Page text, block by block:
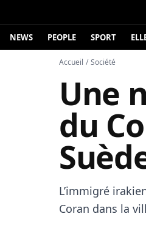
NEWS PEOPLE SPORT
Accueil / Société
Une
du
L’immigré
Coran dans la